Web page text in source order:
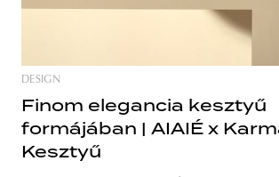
DESIGN
Finom elegancia kesztyű
formájában | AIAIÉ x
Kesztyű